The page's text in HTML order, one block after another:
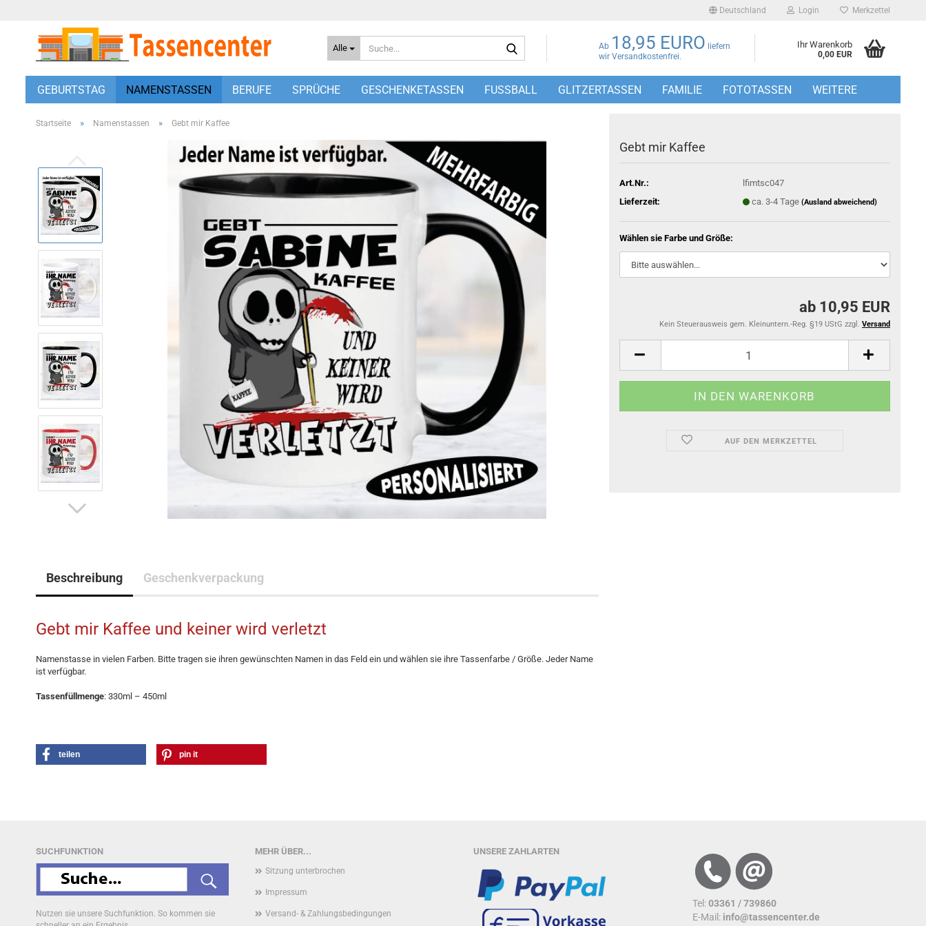
Deutschland Login Merkzettel
Alle Ab 18,95 EURO liefern
wir Versandkostenfrei.
Ihr Warenkorb
0,00 EUR
GEBURTSTAG NAMENSTASSEN BERUFE SPRÜCHE GESCHENKETASSEN FUSSBALL GLITZERTASSEN FAMILIE FOTOTASSEN WEITERE
Startseite » Namenstassen » Gebt mir Kaffee
Gebt mir Kaffee
Art.Nr.:
lfimtsc047
Lieferzeit:
ca. 3-4 Tage (Ausland abweichend)
Wählen sie Farbe und Größe:
ab 10,95 EUR
Kein Steuerausweis gem. Kleinuntern.-Reg. §19 UStG zzgl. Versand
AUF DEN MERKZETTEL
Beschreibung Geschenkverpackung
Gebt mir Kaffee und keiner wird verletzt
Namenstasse in vielen Farben. Bitte tragen sie ihren gewünschten Namen in das Feld ein und wählen sie ihre Tassenfarbe / Größe. Jeder Name
ist verfügbar.
Tassenfüllmenge: 330ml – 450ml
teilen pin it
MEHR ÜBER...
Sitzung unterbrochen
Impressum
Versand- & Zahlungsbedingungen
UNSERE ZAHLARTEN
Tel:03361 / 739860
E-Mail: info@tassencenter.de
SUCHFUNKTION
Nutzen sie unsere Suchfunktion. So kommen sie